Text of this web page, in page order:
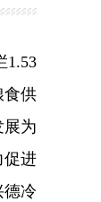
1.53
食供
展为
促进
德冷